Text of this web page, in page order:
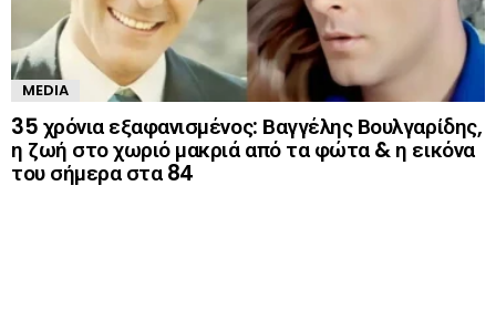
MEDIA
35 χρόνια εξαφανισμένος: Βαγγέλης Βουλγαρίδης,
η ζωή στο χωριό μακριά από τα φώτα & η εικόνα
του σήμερα στα 84